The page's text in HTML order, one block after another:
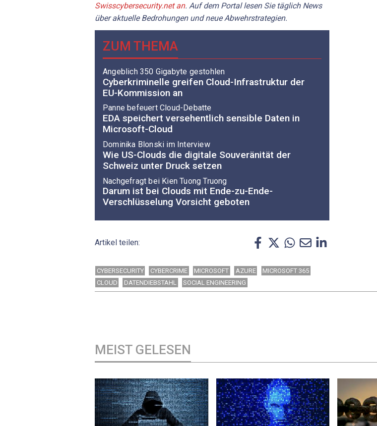
Swisscybersecurity.net an. Auf dem Portal lesen Sie täglich News
über aktuelle Bedrohungen und neue Abwehrstrategien.
ZUM THEMA
Angeblich 350 Gigabyte gestohlen
Cyberkriminelle greifen Cloud-Infrastruktur der
EU-Kommission an
Panne befeuert Cloud-Debatte
EDA speichert versehentlich sensible Daten in
Microsoft-Cloud
Do­mi­ni­ka Blon­ski im Interview
Wie US-Clouds die digitale Souveränität der
Schweiz unter Druck setzen
Nachgefragt bei Kien Tuong Truong
Darum ist bei Clouds mit Ende-zu-Ende-
Verschlüsselung Vorsicht geboten
Artikel teilen:
CYBERSECURITY CYBERCRIME MICROSOFT AZURE
MICROSOFT 365
CLOUD
DATENDIEBSTAHL SOCIAL ENGINEERING
MEIST GELESEN